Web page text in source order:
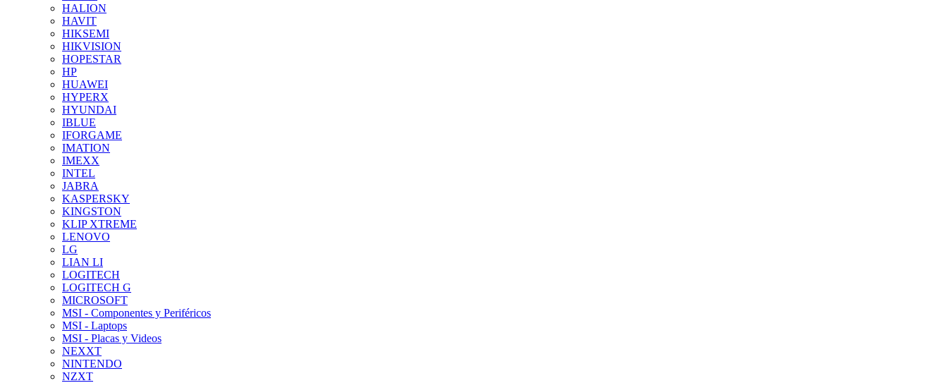
HALION
HAVIT
HIKSEMI
HIKVISION
HOPESTAR
HP
HUAWEI
HYPERX
HYUNDAI
IBLUE
IFORGAME
IMATION
IMEXX
INTEL
JABRA
KASPERSKY
KINGSTON
KLIP XTREME
LENOVO
LG
LIAN LI
LOGITECH
LOGITECH G
MICROSOFT
MSI - Componentes y Periféricos
MSI - Laptops
MSI - Placas y Videos
NEXXT
NINTENDO
NZXT